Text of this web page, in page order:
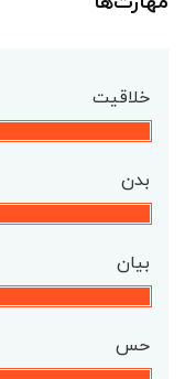
خلاقیت
بدن
بیان
حس